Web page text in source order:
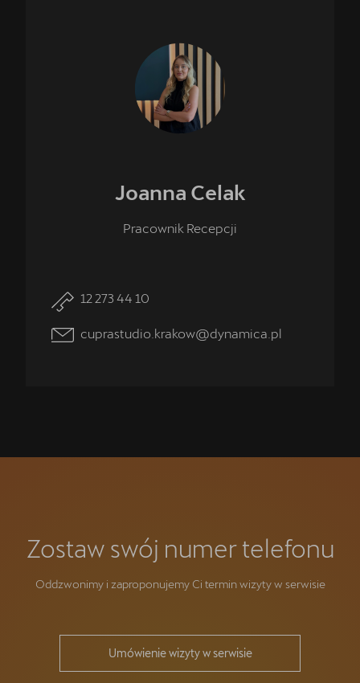
Joanna Celak
Pracownik Recepcji
12 273 44 10
cuprastudio.krakow@dynamica.pl
Zostaw swój numer telefonu
Oddzwonimy i zaproponujemy Ci termin wizyty w serwisie
Umówienie wizyty w serwisie